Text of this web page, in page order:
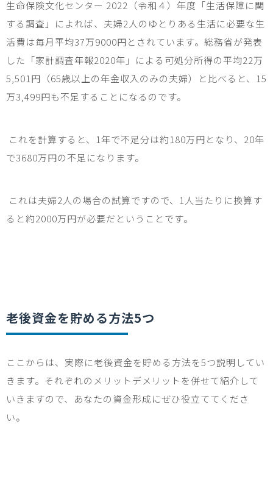
生命保険文化センター 2022 （令和４）年度「生活保障に関
する調査」によれば、夫婦2 人のゆとりある生活に必要な生
活費は毎月平均37万9000円とされています。総務省が発表
した「家計調査年報2020年」による可処分所得の平均22万
5,501 円（65歳以上の年金収入のみの夫婦）と比べると、 15
万3,499円も不足することになるのです。
これを計算すると、 1年で不足分は約180万円となり、 20年
で3680万円の不足になります。
これは夫婦2 人の場合の試算ですので、 1 人当たりに換算す
ると約2000万円が必要だということです。
老後資金を貯める方法5つ
ここからは、実際に老後資金を貯める方法を5つ説明してい
きます。それぞれのメリットデメリットを併せて紹介して
いきますので、あなたの資金形成にぜひ役立ててくださ
い。